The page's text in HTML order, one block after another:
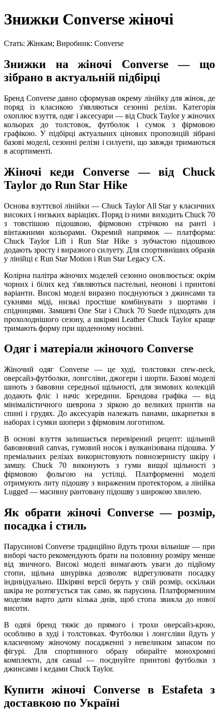
Знижки Converse жіночі
Стать: Жінкам; Виробник: Converse
Знижки на жіночі Converse — що
зібрано в актуальній підбірці
Бренд Converse давно сформував окрему лінійку для жінок, де
поряд із класикою з'являються сезонні релізи. Категорія
охоплює взуття, одяг і аксесуари — від Chuck Taylor у жіночих
кольорах до толстовок, футболок і сумок з фірмовою
графікою. У підбірці актуальних цінових пропозицій зібрані
базові моделі, сезонні релізи і силуети, що завжди тримаються
в асортименті.
Жіночі кеди Converse — від Chuck
Taylor до Run Star Hike
Основа взуттєвої лінійки — Chuck Taylor All Star у класичних
високих і низьких варіаціях. Поряд із ними виходить Chuck 70
з товстішою підошвою, фірмовою стрічкою на ранті і
вінтажними кольорами. Окремий напрямок — платформа:
Chuck Taylor Lift і Run Star Hike з зубчастою підошвою
додають зросту і виразного силуету. Для спортивніших образів
у лінійці є Run Star Motion і Run Star Legacy CX.
Колірна палітра жіночих моделей сезонно оновлюється: окрім
чорних і білих кед з'являються пастельні, неонові і принтові
варіанти. Високі моделі виразно поєднуються з джинсами та
сукнями міді, низькі простіше комбінувати з шортами і
спідницями. Замшеві One Star і Chuck 70 Suede підходять для
прохолоднішого сезону, а шкіряні Leather Chuck Taylor краще
тримають форму при щоденному носінні.
Одяг і матеріали жіночого Converse
Жіночий одяг Converse — це худі, толстовки crew-neck,
оверсайз-футболки, лонгсліви, джогери і шорти. Базові моделі
шиють з бавовни середньої щільності, для зимових колекцій
додають фліс і начіс зсередини. Брендова графіка — від
мінімалістичного шеврона з зіркою до великих принтів на
спині і грудях. До аксесуарів належать панами, шкарпетки в
наборах і сумки шопери з фірмовим логотипом.
В основі взуття залишається перевірений рецепт: щільний
бавовняний canvas, гумовий носок і вулканізована підошва. У
преміальних релізах використовують повнозернисту шкіру і
замшу. Chuck 70 виконують з гуми вищої щільності з
фірмовою фольгою на устілці. Платформенні моделі
отримують литу підошву з вираженим протектором, а лінійка
Lugged — масивну рантовану підошву з широкою хвилею.
Як обрати жіночі Converse — розмір,
посадка і стиль
Парусинові Converse традиційно йдуть трохи вільніше — при
виборі часто рекомендують брати на половину розміру менше
від звичного. Високі моделі вимагають уваги до підйому
стопи, щільна шнурівка дозволяє відрегулювати посадку
індивідуально. Шкіряні версії беруть у свій розмір, оскільки
шкіра не розтягується так само, як парусина. Платформенним
моделям варто дати кілька днів, щоб стопа звикла до нової
висоти.
В одязі бренд тяжіє до прямого і трохи оверсайз-крою,
особливо в худі і толстовках. Футболки і лонгсліви йдуть у
класичному жіночому посадженні з невеликим запасом по
фігурі. Для спортивного образу обирайте монохромні
комплекти, для casual — поєднуйте принтові футболки з
джинсами і кедами Chuck Taylor.
Купити жіночі Converse в Estafeta з
доставкою по Україні